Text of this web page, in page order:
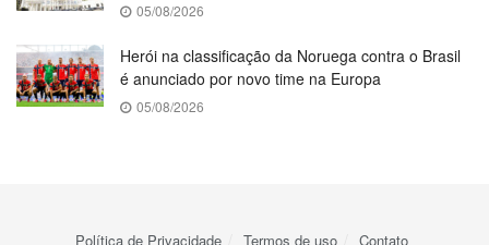
05/08/2026
Herói na classificação da Noruega contra o Brasil
é anunciado por novo time na Europa
05/08/2026
Política de Privacidade Termos de uso Contato